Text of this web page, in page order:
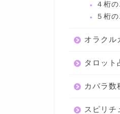
４桁
５桁
オラクル
タロット
カバラ数
スピリチ